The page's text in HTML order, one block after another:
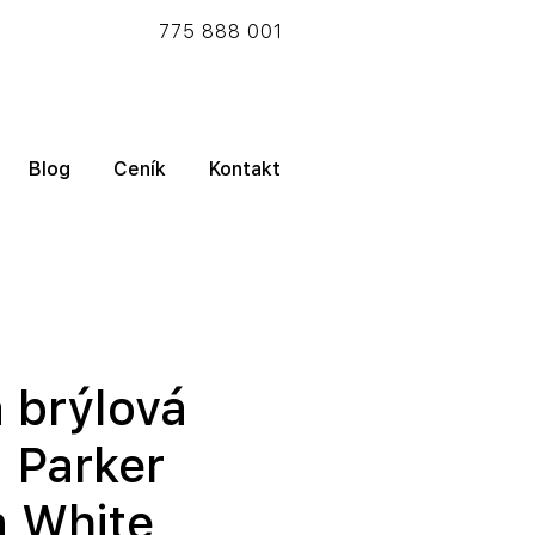
775 888 001
Blog Ceník Kontakt
brýlová
Parker
White